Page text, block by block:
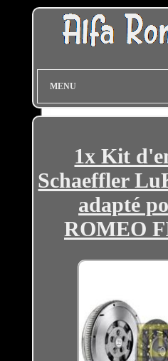
MENU
1x Kit
Schaeffler
adapté
ROMEO